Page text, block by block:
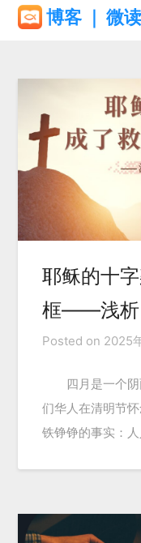
Skip
博客 ｜ 微
耶稣的十
框——浅析
Posted on 2025
四月是一个
们华人在清明节
铁铮铮的事实：